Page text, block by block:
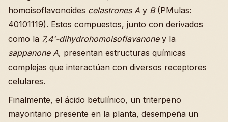
homoisoflavonoides celastrones A y B(PMulas:
40101119). Estos compuestos, junto con derivados
como la 7,4'-dihydrohomoisoflavanoney la
sappanone A, presentan estructuras químicas
complejas que interactúan con diversos receptores
celulares.
Finalmente, el ácido betulínico, un triterpeno
mayoritario presente en la planta, desempeña un